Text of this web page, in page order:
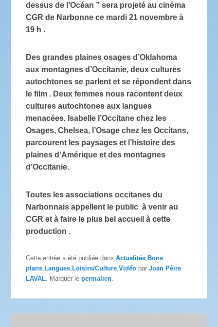
dessus de l’Océan ” sera projeté au cinéma
CGR de Narbonne ce mardi 21 novembre à
19 h .
Des grandes plaines osages d’Oklahoma
aux montagnes d’Occitanie, deux cultures
autochtones se parlent et se répondent dans
le film . Deux femmes nous racontent deux
cultures autochtones aux langues
menacées. Isabelle l’Occitane chez les
Osages, Chelsea, l’Osage chez les Occitans,
parcourent les paysages et l’histoire des
plaines d’Amérique et des montagnes
d’Occitanie.
Toutes les associations occitanes du
Narbonnais appellent le public à venir au
CGR et à faire le plus bel accueil à cette
production .
Cette entrée a été publiée dansActualités ,Bons
plans ,Langues ,Loisirs/Culture ,Vidéo parJoan Pèire
LAVAL . Marquer lepermalien